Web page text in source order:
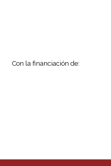
Con la financiación de: